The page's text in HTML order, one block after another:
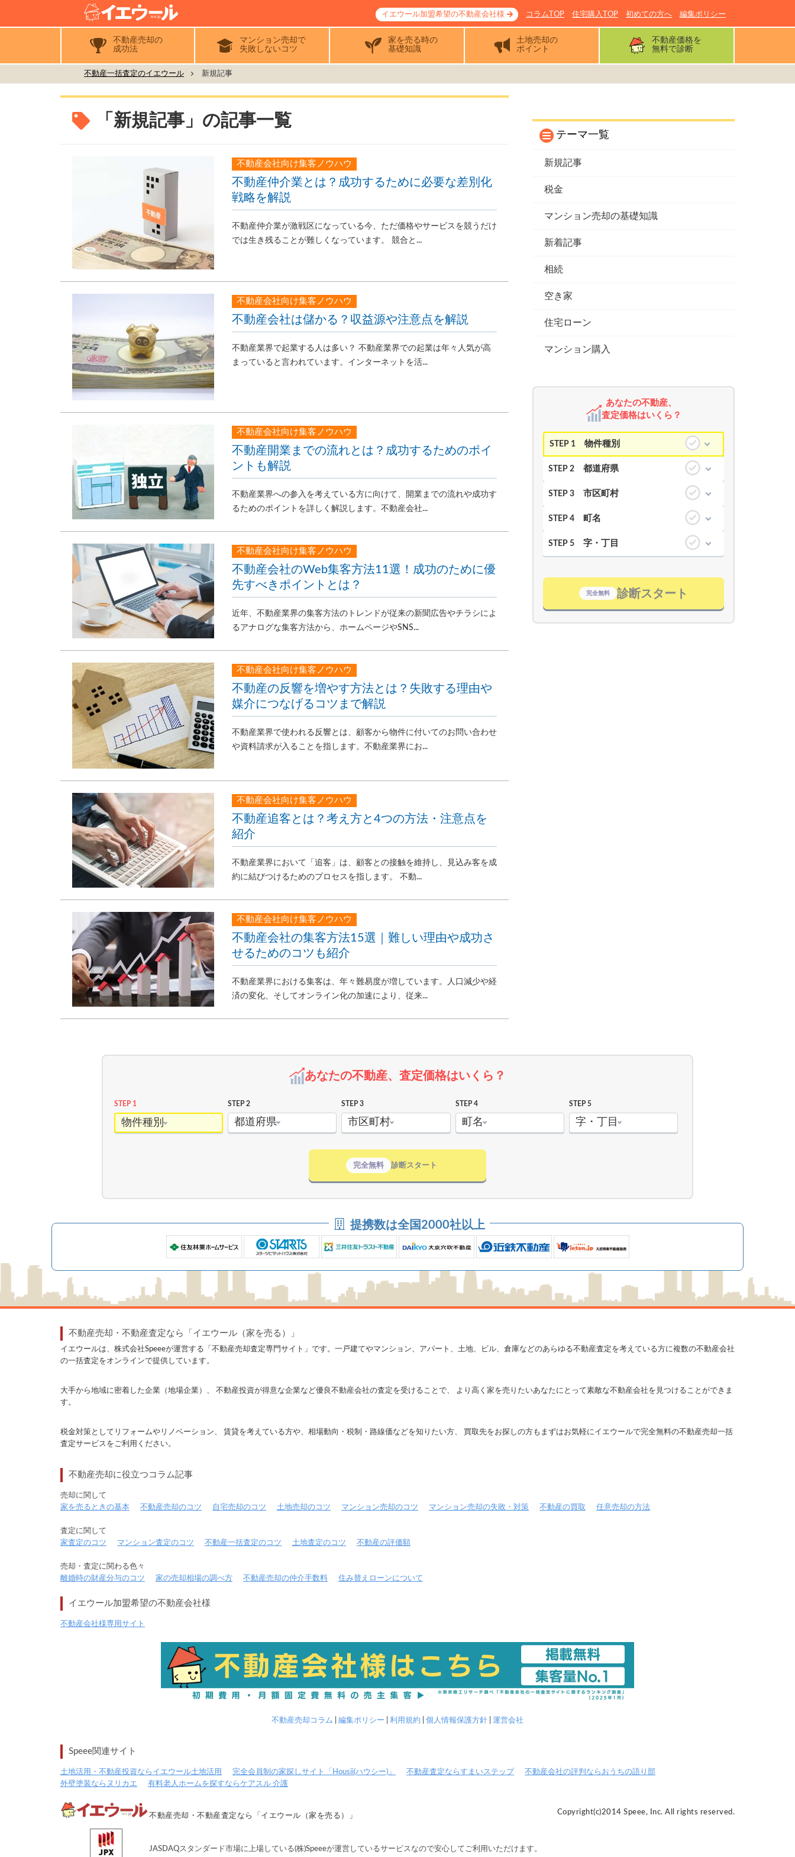
イエウール加盟希望の不動産会社様 コラムTOP 住宅購入TOP 初めての方へ 編集ポリシー
不動産売却の
成功法
マンション売却で
失敗しないコツ
家を売る時の
基礎知識
土地売却の
ポイント
不動産価格を
無料で診断
不動産一括査定のイエウール 新規記事
「新規記事」の記事一覧
不動産会社向け集客ノウハウ
不動産仲介業とは？成功するために必要な差別化
戦略を解説
不動産仲介業が激戦区になっている今、ただ価格やサービスを競うだけ
では生き残ることが難しくなっています。 競合と...
不動産会社向け集客ノウハウ
不動産会社は儲かる？収益源や注意点を解説
不動産業界で起業する人は多い？ 不動産業界での起業は年々人気が高
まっていると言われています。インターネットを活...
不動産会社向け集客ノウハウ
不動産開業までの流れとは？成功するためのポイ
ントも解説
不動産業界への参入を考えている方に向けて、開業までの流れや成功す
るためのポイントを詳しく解説します。不動産会社...
不動産会社向け集客ノウハウ
不動産会社のWeb集客方法11選！成功のために優
先すべきポイントとは？
近年、不動産業界の集客方法のトレンドが従来の新聞広告やチラシによ
るアナログな集客方法から、ホームページやSNS...
不動産会社向け集客ノウハウ
不動産の反響を増やす方法とは？失敗する理由や
媒介につなげるコツまで解説
不動産業界で使われる反響とは、顧客から物件に付いてのお問い合わせ
や資料請求が入ることを指します。不動産業界にお...
不動産会社向け集客ノウハウ
不動産追客とは？考え方と4つの方法・注意点を
紹介
不動産業界において「追客」は、顧客との接触を維持し、見込み客を成
約に結びつけるためのプロセスを指します。 不動...
不動産会社向け集客ノウハウ
不動産会社の集客方法15選｜難しい理由や成功さ
せるためのコツも紹介
不動産業界における集客は、年々難易度が増しています。人口減少や経
済の変化、そしてオンライン化の加速により、従来...
テーマ一覧
新規記事
税金
マンション売却の基礎知識
新着記事
相続
空き家
住宅ローン
マンション購入
あなたの不動産、
査定価格はいくら？
STEP 1 物件種別
STEP 2 都道府県
STEP 3 市区町村
STEP 4 町名
STEP 5 字・丁目
完全無料 診断スタート
あなたの不動産、査定価格はいくら？
STEP 1
物件種別
STEP 2
都道府県
STEP 3
市区町村
STEP 4
町名
STEP 5
字・丁目
完全無料 診断スタート
提携数は全国2000社以上
不動産売却・不動産査定なら「イエウール（家を売る）」
イエウールは、株式会社Speeeが運営する「不動産売却査定専門サイト」です。一戸建てやマンション、アパート、土地、ビル、倉庫などのあらゆる不動産査定を考えている方に複数の不動産会社
の一括査定をオンラインで提供しています。
大手から地域に密着した企業（地場企業）、 不動産投資が得意な企業など優良不動産会社の査定を受けることで、 より高く家を売りたいあなたにとって素敵な不動産会社を見つけることができま
す。
税金対策としてリフォームやリノベーション、 賃貸を考えている方や、相場動向・税制・路線価などを知りたい方、 買取先をお探しの方もまずはお気軽にイエウールで完全無料の不動産売却一括
査定サービスをご利用ください。
不動産売却に役立つコラム記事
売却に関して
家を売るときの基本
不動産売却のコツ 自宅売却のコツ 土地売却のコツ マンション売却のコツ マンション売却の失敗・対策 不動産の買取 任意売却の方法
査定に関して
家査定のコツ
マンション査定のコツ 不動産一括査定のコツ 土地査定のコツ 不動産の評価額
売却・査定に関わる色々
離婚時の財産分与のコツ
家の売却相場の調べ方 不動産売却の仲介手数料 住み替えローンについて
イエウール加盟希望の不動産会社様
不動産会社様専用サイト
不動産売却コラム 編集ポリシー 利用規約 個人情報保護方針 運営会社
Speee関連サイト
土地活用・不動産投資ならイエウール土地活用 完全会員制の家探しサイト「Housii(ハウシー)」 不動産査定ならすまいステップ
不動産会社の評判ならおうちの語り部
外壁塗装ならヌリカエ
有料老人ホームを探すならケアスル 介護
不動産売却・不動産査定なら「イエウール（家を売る）」 Copyright(c)2014 Speee, Inc. All rights reserved.
JASDAQスタンダード市場に上場している(株)Speeeが運営しているサービスなので安心してご利用いただけます。